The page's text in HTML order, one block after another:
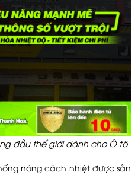
đầu thế giới dành cho Ô tô
nóng cách nhiệt được sản